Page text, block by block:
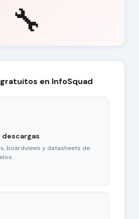
🔧
en InfoSquad
boardviews y datasheets de